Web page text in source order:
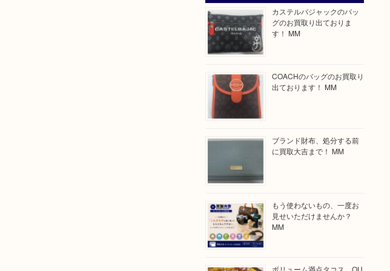
カステルバジャックのバッ
グのお買取り出ておりま
す！ MM
COACHのバッグのお買取り
出ております！ MM
ブランド財布、処分する前
に買取大吉まで！ MM
もう使わないもの、一度お
見せいただけませんか？
MM